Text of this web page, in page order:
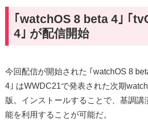
｢watchOS 8 beta 4｣ ｢
4｣ が配信開始
今回配信が開始された ｢watchOS 8
4｣ はWWDC21で発表された次期
版。インストールすることで、基調講
能を利用することが可能だ。